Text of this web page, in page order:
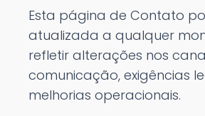
Esta página de Contato
atualizada a qualquer
refletir alterações nos
comunicação, exigências
melhorias operacionais.